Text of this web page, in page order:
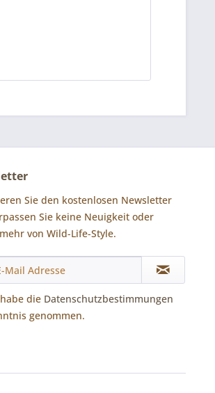
Sie den kostenlosen Newsletter
Sie keine Neuigkeit oder
von Wild-Life-Style.
die Datenschutzbestimmungen
genommen.